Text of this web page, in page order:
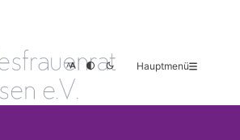
Hauptmenü